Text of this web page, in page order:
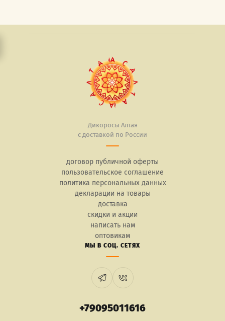
Дикоросы Алтая
с доставкой по России
договор публичной оферты
пользовательское соглашение
политика персональных данных
декларации на товары
доставка
скидки и акции
написать нам
оптовикам
МЫ В СОЦ. СЕТЯХ
+79095011616